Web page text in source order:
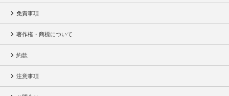
免責事項
著作権・商標について
約款
注意事項